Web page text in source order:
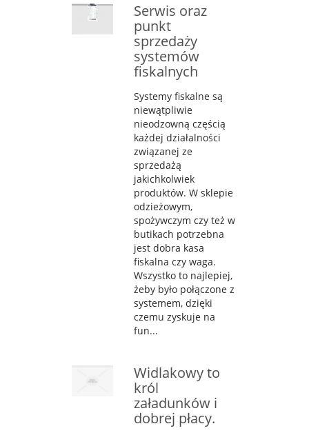
Serwis oraz
punkt
sprzedaży
systemów
fiskalnych
Systemy fiskalne są
niewątpliwie
nieodzowną częścią
każdej działalności
związanej ze
sprzedażą
jakichkolwiek
produktów. W sklepie
odzieżowym,
spożywczym czy też w
butikach potrzebna
jest dobra kasa
fiskalna czy waga.
Wszystko to najlepiej,
żeby było połączone z
systemem, dzięki
czemu zyskuje na
fun...
Widlakowy to
król
załadunków i
dobrej płacy.